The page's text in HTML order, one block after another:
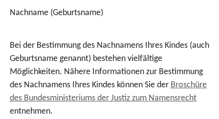
Nachname (Geburtsname)
Bei der Bestimmung des Nachnamens Ihres Kindes (auch
Geburtsname genannt) bestehen vielfältige
Möglichkeiten. Nähere Informationen zur Bestimmung
des Nachnamens Ihres Kindes können Sie der Broschüre
des Bundesministeriums der Justiz zum Namensrecht
entnehmen.